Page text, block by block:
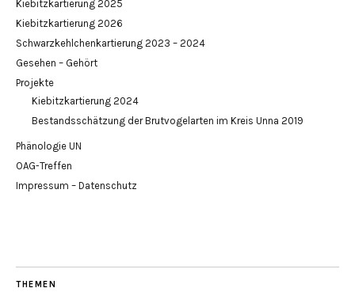
Kiebitzkartierung 2025
Kiebitzkartierung 2026
Schwarzkehlchenkartierung 2023 – 2024
Gesehen – Gehört
Projekte
Kiebitzkartierung 2024
Bestandsschätzung der Brutvogelarten im Kreis Unna 2019
Phänologie UN
OAG-Treffen
Impressum – Datenschutz
THEMEN